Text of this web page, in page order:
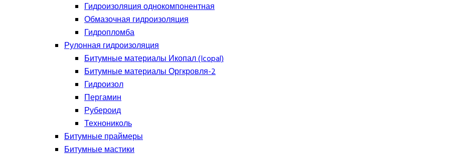
Гидроизоляция однокомпонентная
Обмазочная гидроизоляция
Гидропломба
Рулонная гидроизоляция
Битумные материалы Икопал (Icopal)
Битумные материалы Оргкровля-2
Гидроизол
Пергамин
Рубероид
Технониколь
Битумные праймеры
Битумные мастики